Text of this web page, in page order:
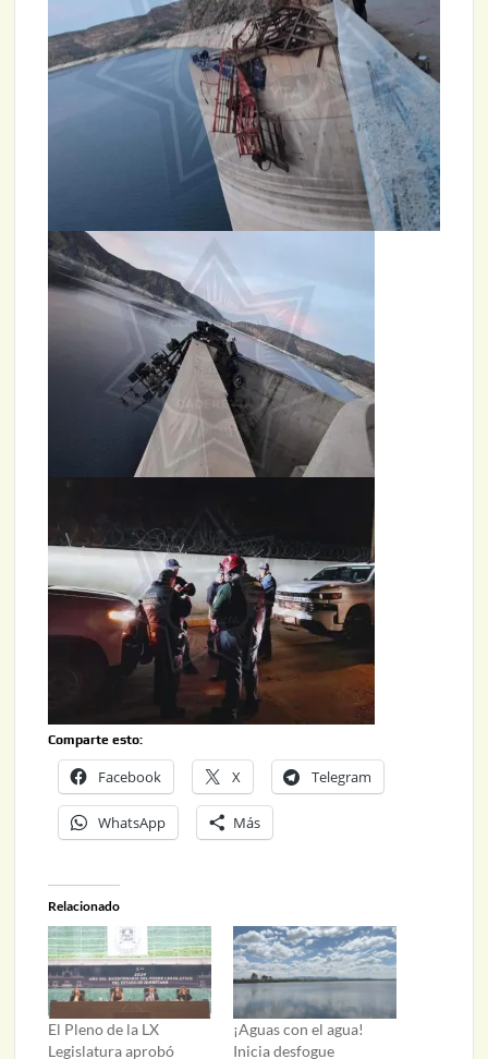
Comparte esto:
Facebook X Telegram
WhatsApp Más
Relacionado
El Pleno de la LX
Legislatura aprobó
¡Aguas con el agua!
Inicia desfogue